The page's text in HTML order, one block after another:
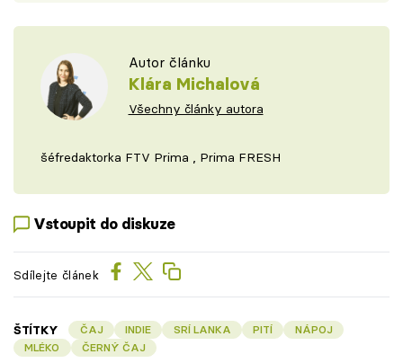
Autor článku
Klára Michalová
Všechny články autora
šéfredaktorka FTV Prima , Prima FRESH
Vstoupit do diskuze
Sdílejte článek
ŠTÍTKY ČAJ INDIE SRÍ LANKA PITÍ
NÁPOJ
MLÉKO
ČERNÝ ČAJ